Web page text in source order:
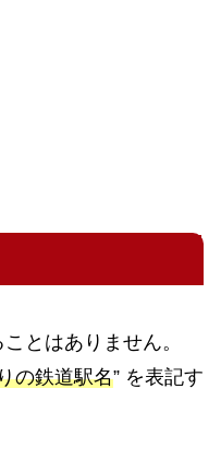
とはありません。
の鉄道駅名” を表記す